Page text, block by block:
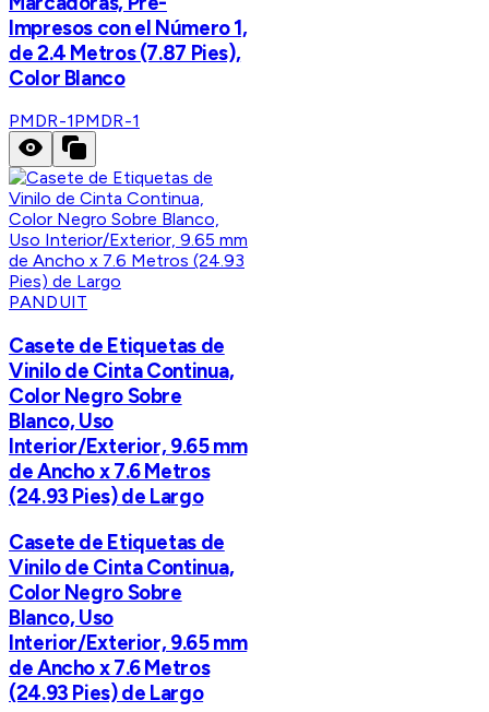
Impresos con el Número 1,
de 2.4 Metros (7.87 Pies),
Color Blanco
PMDR-1PMDR-1
PANDUIT
Casete de Etiquetas de
Vinilo de Cinta Continua,
Color Negro Sobre
Blanco, Uso
Interior/Exterior, 9.65 mm
de Ancho x 7.6 Metros
(24.93 Pies) de Largo
Casete de Etiquetas de
Vinilo de Cinta Continua,
Color Negro Sobre
Blanco, Uso
Interior/Exterior, 9.65 mm
de Ancho x 7.6 Metros
(24.93 Pies) de Largo